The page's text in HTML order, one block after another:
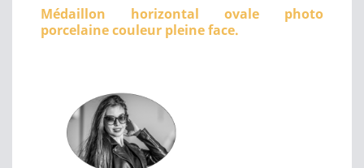
Médaillon horizontal ovale photo
porcelaine couleur pleine face.